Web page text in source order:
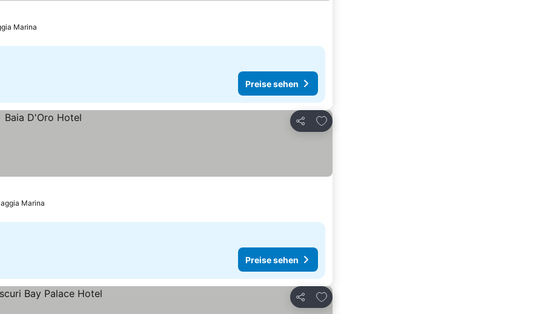
Marina
Preise sehen
Teilen
Zu Favoriten hinzufügen
Marina
Preise sehen
Teilen
Zu Favoriten hinzufügen